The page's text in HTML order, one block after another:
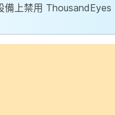
備上禁用 ThousandEyes